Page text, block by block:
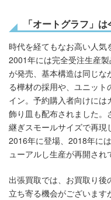
「オートグラフ」
時代を経てもなお高い人気
2001年には完全受注生産
が発売、基本構造は同じな
る樺材の採用や、ユニッ
イン。予約購入者向けには
飾り皿も配布されました。
継ぎスモールサイズで再現
2016年に登場、2018年に
ューアルし生産が再開され
出張買取では、お買取り
立ち寄る機会がございま